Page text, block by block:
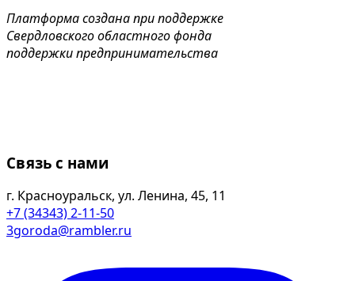
Платформа создана при поддержке
Свердловского областного фонда
поддержки предпринимательства
Связь с нами
г. Красноуральск, ул. Ленина, 45, 11
+7 (34343) 2-11-50
3goroda@rambler.ru